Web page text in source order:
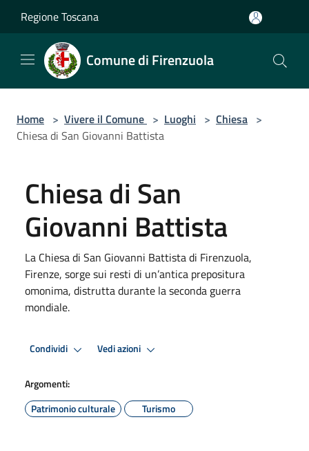
Regione Toscana
Comune di Firenzuola
Home > Vivere il Comune > Luoghi > Chiesa >
Chiesa di San Giovanni Battista
Chiesa di San
Giovanni Battista
La Chiesa di San Giovanni Battista di Firenzuola,
Firenze, sorge sui resti di un’antica prepositura
omonima, distrutta durante la seconda guerra
mondiale.
Condividi Vedi azioni
Argomenti:
Patrimonio culturale
Turismo